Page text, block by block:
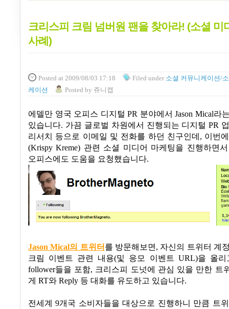
크리스피 크림 넘버원 팬을 찾아라! (소셜 미
사례)
Posted at 2009/08/03 17:18 Filed under 소셜 커뮤니케이션/
케이션
Posted by 쥬니캡
에델만 영국 오피스 디지털 PR 분야에서Jason Mical라
있습니다. 가끔 글로벌 차원에서 진행되는 디지털 PR
리서치 등으로 이메일 및 전화를 하던 친구인데 , 이번에
(Krispy Kreme) 관련 소셜 미디어 마케팅을 진행하면
오피스에도 도움을 요청했습니다.
Jason Mical의 트위 터 를 방문해보면, 자신의 트위터 계
크림 이벤트 관련 내용(및 응모 이벤트 URL)을 올리
follower들을 포함, 크리스피 도넛에 관심 있을 만한 트
게 RT와 Reply 등 대화를 유도하고 있습니다.
전세계 9개국 소비자들을 대상으로 진행하니 만큼 트